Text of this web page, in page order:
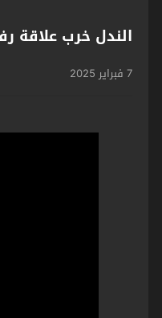
الندل خرب علاقة
7 فبراير 2025